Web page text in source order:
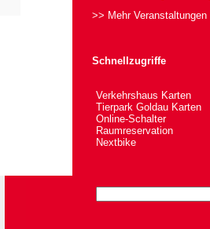
>> Mehr Veranstaltungen
Schnellzugriffe
Verkehrshaus Karten
Tierpark Goldau Karten
Online-Schalter
Raumreservation
Nextbike